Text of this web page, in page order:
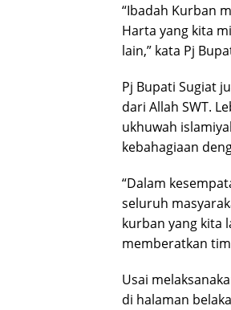
“Ibadah Kurban
Harta yang kita
lain,” kata Pj
Pj Bupati Sugiat
dari Allah SWT.
ukhuwah
kebahagiaan
“Dalam
seluruh
kurban yang kita
memberatkan
Usai
di halaman